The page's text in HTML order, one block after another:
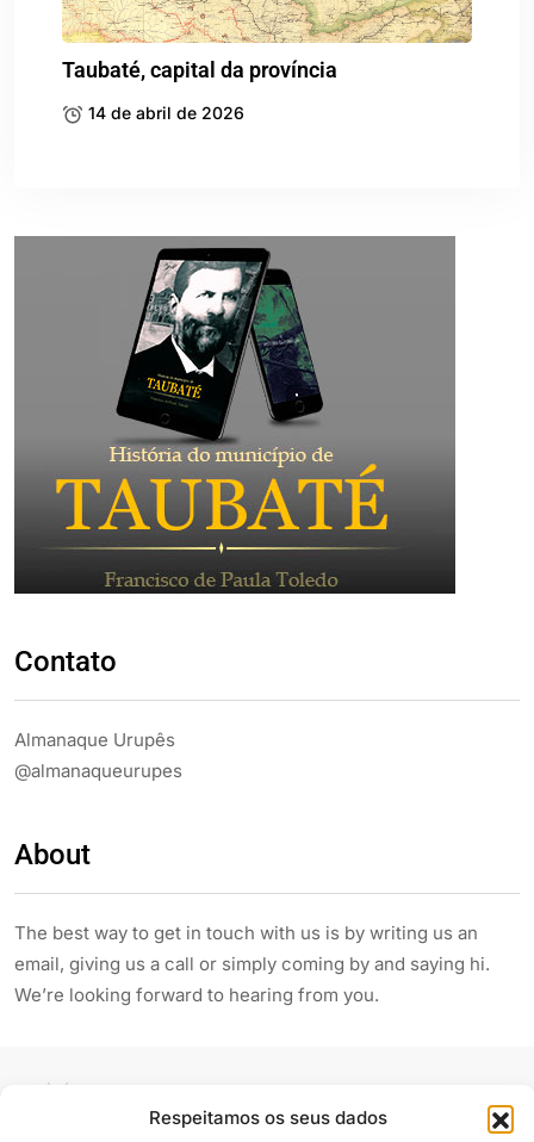
Respeitamos os seus dados
Taubaté, capital da província
14 de abril de 2026
Contato
Almanaque Urupês
@almanaqueurupes
About
The best way to get in touch with us is by writing us an
email, giving us a call or simply coming by and saying hi.
We’re looking forward to hearing from you.